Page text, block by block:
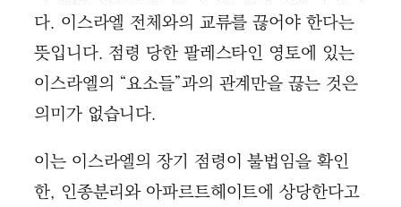
다. 이스라엘 전체와의 교류를 끊어야 한다는
뜻입니다. 점령 당한 팔레스타인 영토에 있는
이스라엘의 “요소들”과의 관계만을 끊는 것은
의미가 없습니다.
이는 이스라엘의 장기 점령이 불법임을 확인
한, 인종분리와 아파르트헤이트에 상당한다고